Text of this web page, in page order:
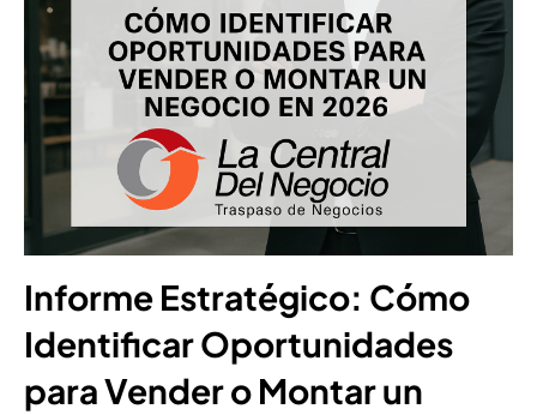
Informe Estratégico: Cómo
Identificar Oportunidades
para Vender o Montar un